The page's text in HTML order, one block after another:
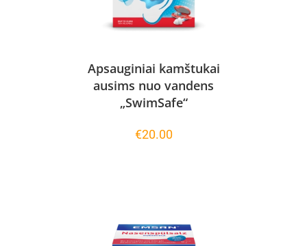
Apsauginiai kamštukai
ausims nuo vandens
„SwimSafe“
€20.00